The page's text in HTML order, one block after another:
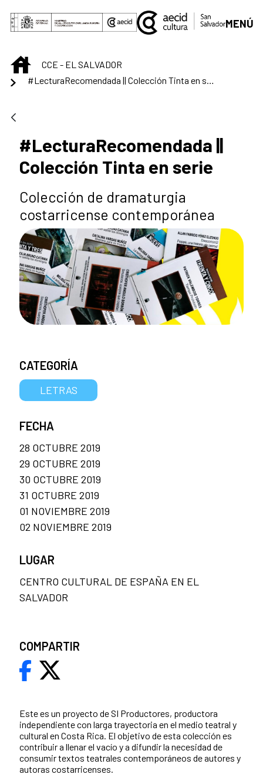
Saltar al contenido principal
MENÚ
INICIOCCE - EL SALVADOR
#LecturaRecomendada ||
Colección Tinta en serie
Colección de dramaturgia
costarricense contemporánea
Este es un proyecto de SI Productores, productora
independiente con larga trayectoria en el medio teatral y
cultural en Costa Rica. El objetivo de esta colección es
contribuir a llenar el vacío y a difundir la necesidad de
consumir textos teatrales contemporáneos de autores y
autoras costarricenses.
CATEGORÍA
LETRAS
FECHA
28 OCTUBRE 2019
29 OCTUBRE 2019
30 OCTUBRE 2019
31 OCTUBRE 2019
01 NOVIEMBRE 2019
02 NOVIEMBRE 2019
LUGAR
CENTRO CULTURAL DE ESPAÑA EN EL
SALVADOR
COMPARTIR